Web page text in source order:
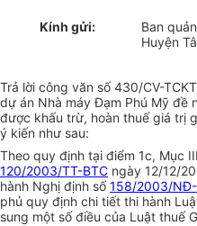
Kính gửi:
Ban
Huyện
Trả lời công văn số 430/CV-
dự án Nhà máy Đạm Phú Mỹ đề
được khấu trừ, hoàn thuế giá trị
ý kiến như sau:
Theo quy định tại điểm 1c, Mục
120/2003/TT-BTC ngày 12/12/
hành Nghị định số158/2003/NĐ-
phủ quy định chi tiết thi hành
sung một số điều của Luật thuế